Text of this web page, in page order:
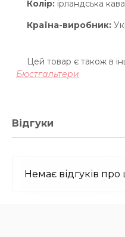
Колір: ірландська кава
Країна-виробник:
Цей товар є також в
Бюстгальтери
Відгуки
Немає відгуків про